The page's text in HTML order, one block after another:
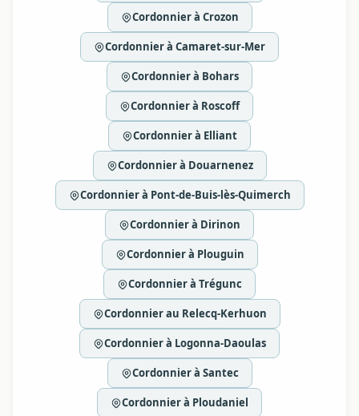
Cordonnier à Crozon
Cordonnier à Camaret-sur-Mer
Cordonnier à Bohars
Cordonnier à Roscoff
Cordonnier à Elliant
Cordonnier à Douarnenez
Cordonnier à Pont-de-Buis-lès-Quimerch
Cordonnier à Dirinon
Cordonnier à Plouguin
Cordonnier à Trégunc
Cordonnier au Relecq-Kerhuon
Cordonnier à Logonna-Daoulas
Cordonnier à Santec
Cordonnier à Ploudaniel